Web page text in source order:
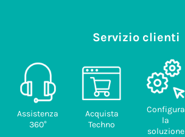
Servizio clienti
Assistenza
360°
Acquista
Techno
Configura
la
soluzione